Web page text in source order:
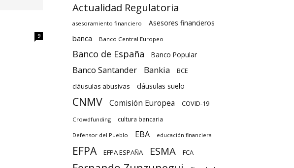
9
Actualidad Regulatoria
asesoramiento financiero Asesores financieros
banca Banco Central Europeo
Banco de España Banco Popular
Banco Santander Bankia BCE
cláusulas abusivas cláusulas suelo
CNMV Comisión Europea COVID-19
Crowdfunding cultura bancaria
Defensor del Pueblo EBA educación financiera
EFPA EFPA ESPAÑA ESMA FCA